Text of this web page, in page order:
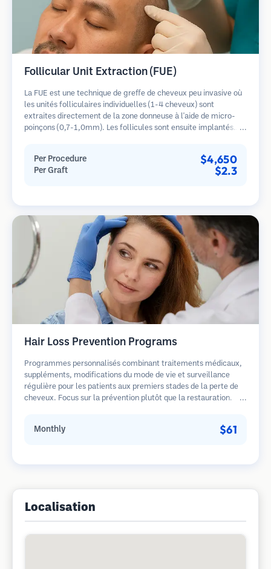
Follicular Unit Extraction (FUE)
La FUE est une technique de greffe de cheveux peu invasive où
les unités folliculaires individuelles (1-4 cheveux) sont
extraites directement de la zone donneuse à l'aide de micro-
poinçons (0,7-1,0mm). Les follicules sont ensuite implantés
guérison plus rapide par rapport aux méthodes de prélèvement
en bandelette.
Per Procedure $4,650
Per Graft $2.3
Hair Loss Prevention Programs
Programmes personnalisés combinant traitements médicaux,
suppléments, modifications du mode de vie et surveillance
régulière pour les patients aux premiers stades de la perte de
cheveux. Focus sur la prévention plutôt que la restauration.
Monthly $61
Localisation